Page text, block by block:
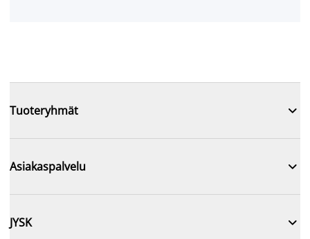
Tuoteryhmät 
Asiakaspalvelu 
JYSK 